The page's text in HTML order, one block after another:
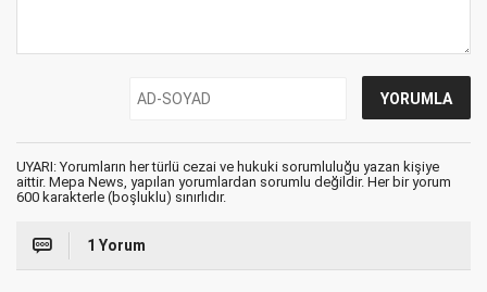
UYARI: Yorumların her türlü cezai ve hukuki sorumluluğu yazan kişiye
aittir. Mepa News, yapılan yorumlardan sorumlu değildir. Her bir yorum
600 karakterle (boşluklu) sınırlıdır.
1 Yorum